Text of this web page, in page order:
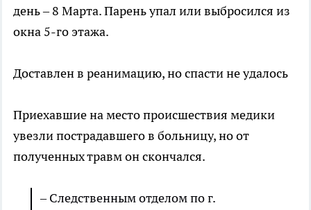
день – 8 Марта. Парень упал или выбросился из
окна 5-го этажа.
Доставлен в реанимацию, но спасти не удалось
Приехавшие на место происшествия медики
увезли пострадавшего в больницу, но от
полученных травм он скончался.
– Следственным отделом по г.